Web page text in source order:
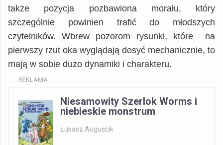
także pozycja pozbawiona morału, który
szczególnie powinien trafić do młodszych
czytelników. Wbrew pozorom rysunki, które na
pierwszy rzut oka wyglądają dosyć mechanicznie, to
mają w sobie dużo dynamiki i charakteru.
REKLAMA
Niesamowity Szerlok Worms i
niebieskie monstrum
Łukasz Auguścik